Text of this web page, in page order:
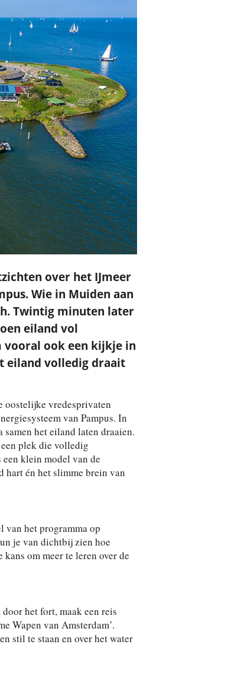
over het IJmeer
Wie in Muiden aan
Twintig minuten later
eiland vol
vooral ook een kijkje in
eiland volledig draait
oostelijke vredesprivaten
van Pampus. In
het eiland laten draaien.
plek die volledig
klein model van de
hart én het slimme brein van
het programma op
je van dichtbij zien hoe
om meer te leren over de
het fort, maak een reis
Wapen van Amsterdam’.
stil te staan en over het water